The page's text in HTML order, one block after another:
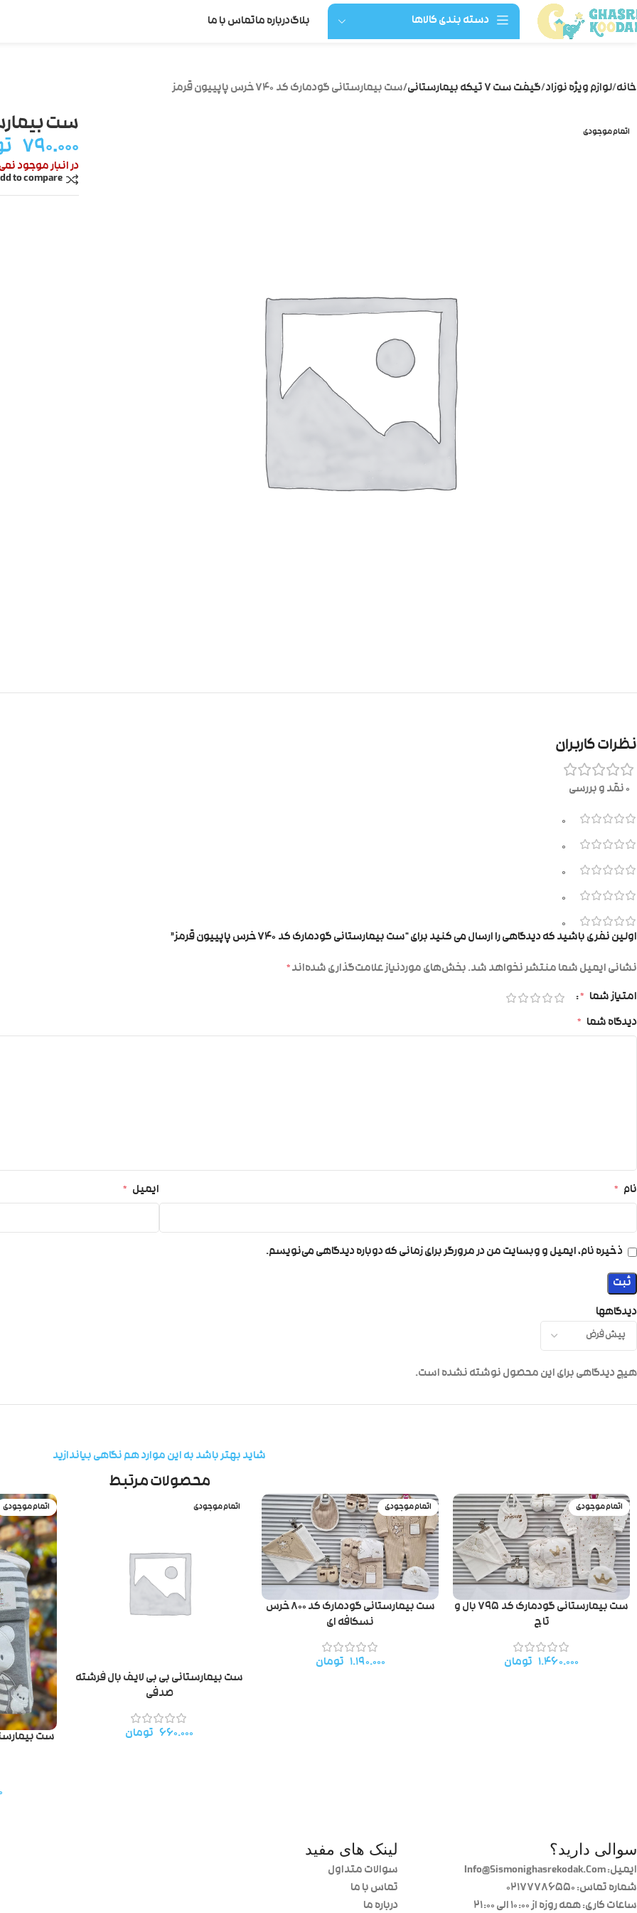
دسته بندی کالاها بلاگدرباره ماتماس با ما
خانه لوازم ویژه نوزاد گیفت ست 7 تیکه بیمارستانی ست بیمارستانی گودمارک کد ۷۴۰ خرس پاپییون قرمز
اتمام موجودی
ست بیمارستانی
۷۹۰.۰۰۰
در انبار موجود
to compare
نظرات کاربران
0 نقد و بررسی
0
0
0
0
0
دیدگاهها
هیچ دیدگاهی برای این محصول نوشته نشده است.
اولین نفری باشید که دیدگاهی را ارسال می کنید برای “ست بیمارستانی گودمارک کد ۷۴۰ خرس پاپییون قرمز”
نشانی ایمیل شما منتشر نخواهد شد.بخش‌های موردنیاز علامت‌گذاری شده‌اند*
امتیاز شما *
دیدگاه شما *
نام * ایمیل *
ذخیره نام، ایمیل و وبسایت من در مرورگر برای زمانی که دوباره دیدگاهی می‌نویسم.
شاید بهتر باشد به این موارد هم نگاهی بیاندازید
محصولات مرتبط
اتمام موجودی
ست بیمارستانی گودمارک کد ۷۹۵ بال و
تاج
۱.۴۶۰.۰۰۰ تومان
اتمام موجودی
ست بیمارستانی گودمارک کد ۸۰۰ خرس
نسکافه ای
۱.۱۹۰.۰۰۰ تومان
اتمام موجودی
ست بیمارستانی بی بی لایف بال فرشته
صدفی
۶۶۰.۰۰۰ تومان
اتمام موجودی
سوالی دارید؟
ایمیل: Info@Sismonighasrekodak.Com
شماره تماس: 02177786550
ساعات کاری: همه روزه از ۱۰:۰۰ الی ۲۱:۰۰
لینک های مفید
سوالات متداول
تماس با ما
درباره ما